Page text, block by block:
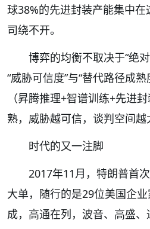
球38%的先进封装产能集中
司绕不开。
博弈的均衡不取决于“绝
“威胁可信度”与“替代路径成
（昇腾推理+智谱训练+先进
熟，威胁越可信，谈判空间越
时代的又一注脚
2017年11月，特朗普首
大单，随行的是29位美国企
成，高通在列，波音、高盛